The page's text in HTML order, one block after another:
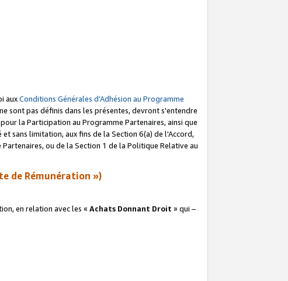
auxConditions Générales d’Adhésion au Programme
sont pas définis dans les présentes, devront s'entendre
la Participation au Programme Partenaires, ainsi que
sans limitation, aux fins de la Section 6(a) de l'Accord,
ou de la Section 1 de la Politique Relative au
de Rémunération »)
en relation avec les « Achats Donnant Droit » qui –